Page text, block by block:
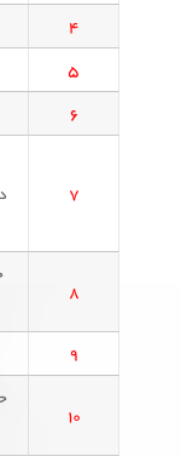
۴
۵
۶
۷
۸
۹
۱۰